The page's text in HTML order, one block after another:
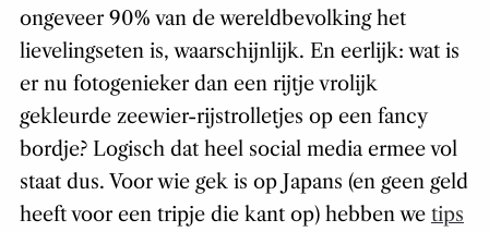
ongeveer 90% van de wereldbevolking het
lievelingseten is, waarschijnlijk. En eerlijk: wat is
er nu fotogenieker dan een rijtje vrolijk
gekleurde zeewier-rijstrolletjes op een fancy
bordje? Logisch dat heel social media ermee vol
staat dus. Voor wie gek is op Japans (en geen geld
heeft voor een tripje die kant op) hebben we tips